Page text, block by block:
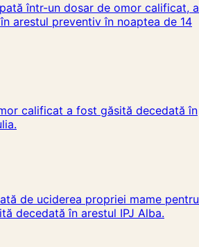
într-un dosar de omor calificat, a
arestul preventiv în noaptea de 14
calificat a fost găsită decedată în
de uciderea propriei mame pentru
decedată în arestul IPJ Alba.